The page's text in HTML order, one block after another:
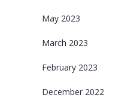
May 2023
March 2023
February 2023
December 2022